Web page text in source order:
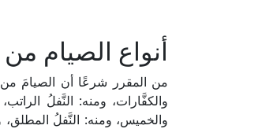
أنواع الصيام
من المقرر شرعًا أن الصيامَ من
والكفَّارات، ومنه: النَّفلُ
والخميس، ومنه: النَّفلُ